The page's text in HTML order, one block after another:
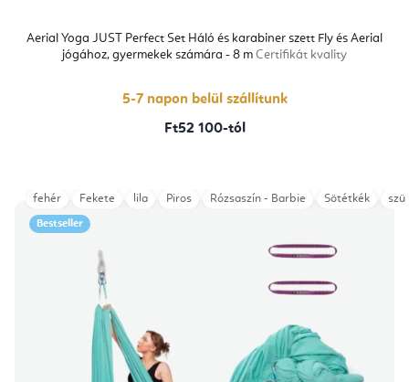
Aerial Yoga JUST Perfect Set Háló és karabiner szett Fly és Aerial
jógához, gyermekek számára - 8 m Certifikát kvality
5-7 napon belül szállítunk
Ft52 100-tól
Bestseller
fehér Fekete lila Piros Rózsaszín - Barbie Sötétkék